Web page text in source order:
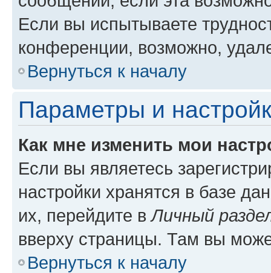
Если вы испытываете
конференции, возможно,
Вернуться к началу
Параметры и
Как мне изменить мои
Если вы являетесь
настройки хранятся в базе
их, перейдите вЛичный
вверху страницы. Там вы
Вернуться к началу